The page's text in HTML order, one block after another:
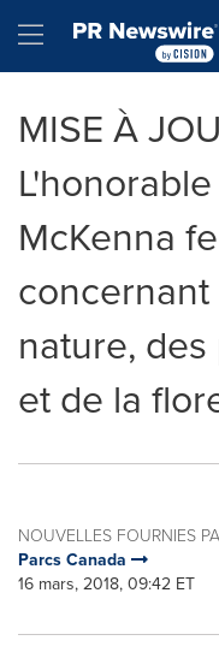
Hamburger menu
MISE À
McKenna
nature,
et de la
NOUVELLES FOURNIES
Parcs Canada
16 mars, 2018, 09:42 ET